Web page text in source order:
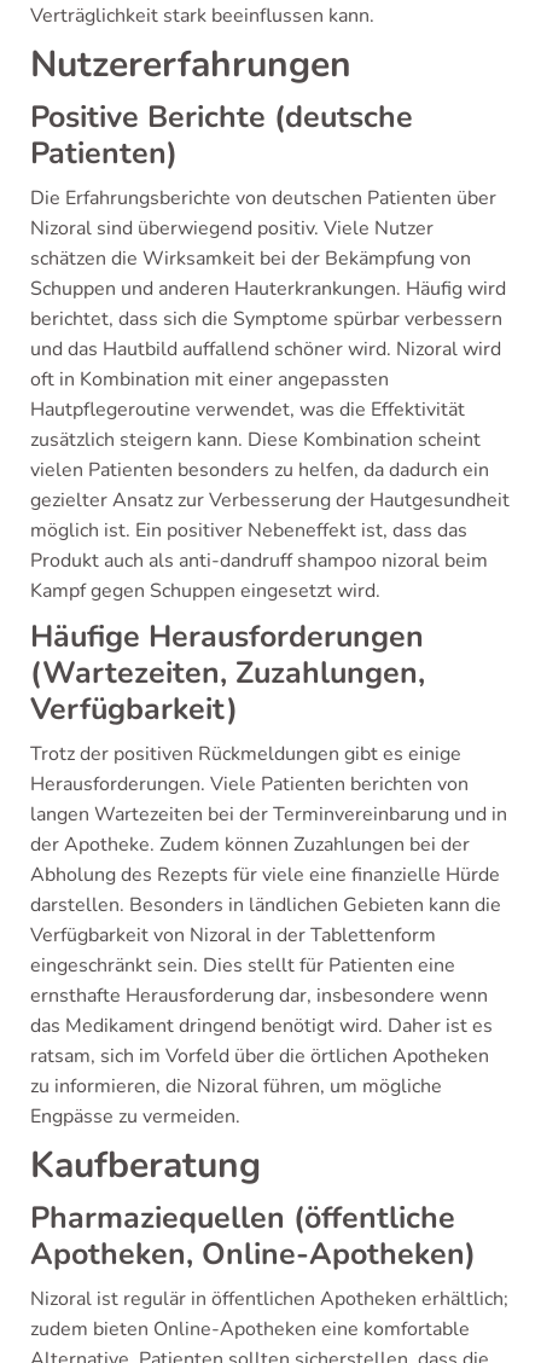
Verträglichkeit stark beeinflussen kann.
Nutzererfahrungen
Positive Berichte (deutsche
Patienten)
Die Erfahrungsberichte von deutschen Patienten über
Nizoral sind überwiegend positiv. Viele Nutzer
schätzen die Wirksamkeit bei der Bekämpfung von
Schuppen und anderen Hauterkrankungen. Häufig wird
berichtet, dass sich die Symptome spürbar verbessern
und das Hautbild auffallend schöner wird. Nizoral wird
oft in Kombination mit einer angepassten
Hautpflegeroutine verwendet, was die Effektivität
zusätzlich steigern kann. Diese Kombination scheint
vielen Patienten besonders zu helfen, da dadurch ein
gezielter Ansatz zur Verbesserung der Hautgesundheit
möglich ist. Ein positiver Nebeneffekt ist, dass das
Produkt auch als anti-dandruff shampoo nizoral beim
Kampf gegen Schuppen eingesetzt wird.
Häufige Herausforderungen
(Wartezeiten, Zuzahlungen,
Verfügbarkeit)
Trotz der positiven Rückmeldungen gibt es einige
Herausforderungen. Viele Patienten berichten von
langen Wartezeiten bei der Terminvereinbarung und in
der Apotheke. Zudem können Zuzahlungen bei der
Abholung des Rezepts für viele eine finanzielle Hürde
darstellen. Besonders in ländlichen Gebieten kann die
Verfügbarkeit von Nizoral in der Tablettenform
eingeschränkt sein. Dies stellt für Patienten eine
ernsthafte Herausforderung dar, insbesondere wenn
das Medikament dringend benötigt wird. Daher ist es
ratsam, sich im Vorfeld über die örtlichen Apotheken
zu informieren, die Nizoral führen, um mögliche
Engpässe zu vermeiden.
Kaufberatung
Pharmaziequellen (öffentliche
Apotheken, Online-Apotheken)
Nizoral ist regulär in öffentlichen Apotheken erhältlich;
zudem bieten Online-Apotheken eine komfortable